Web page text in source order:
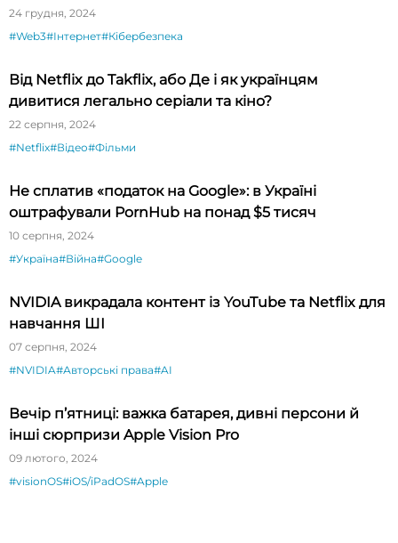
24 грудня, 2024
#Web3#Інтернет#Кібербезпека
Від Netflix до Takflix, або Де і як українцям
дивитися легально серіали та кіно?
22 серпня, 2024
#Netflix#Відео#Фільми
Не сплатив «податок на Google»: в Україні
оштрафували PornHub на понад $5 тисяч
10 серпня, 2024
#Україна#Війна#Google
NVIDIA викрадала контент із YouTube та Netflix для
навчання ШІ
07 серпня, 2024
#NVIDIA#Авторські права#AI
Вечір п’ятниці: важка батарея, дивні персони й
інші сюрпризи Apple Vision Pro
09 лютого, 2024
#visionOS#iOS/iPadOS#Apple